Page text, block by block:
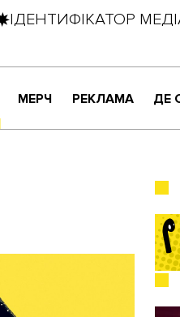
ІДЕНТИФІКАТОР
МЕРЧ РЕКЛАМА ДЕ